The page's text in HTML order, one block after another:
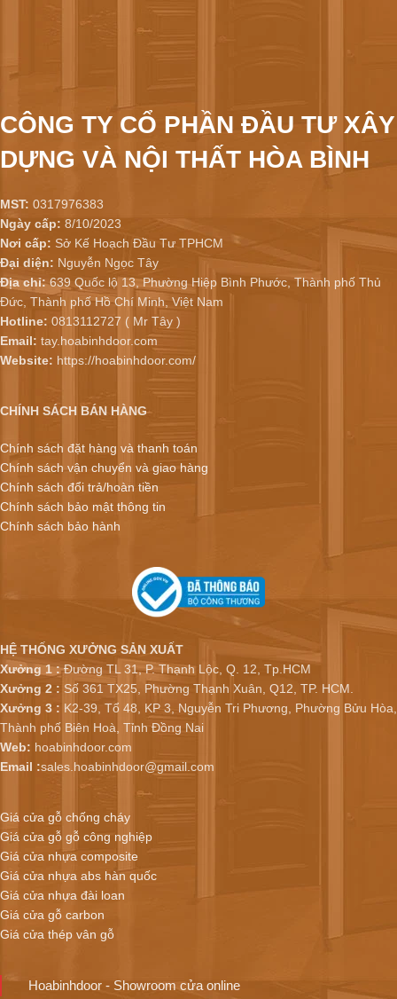
CÔNG TY CỔ PHẦN ĐẦU TƯ XÂY
DỰNG VÀ NỘI THẤT HÒA BÌNH
MST: 0317976383
Ngày cấp: 8/10/2023
Nơi cấp: Sở Kế Hoạch Đầu Tư TPHCM
Đại diện: Nguyễn Ngọc Tây
Địa chỉ:639 Quốc lộ 13, Phường Hiệp Bình Phước, Thành phố Thủ
Đức, Thành phố Hồ Chí Minh, Việt Nam
Hotline: 0813112727 ( Mr Tây )
Email: tay.hoabinhdoor.com
Website: https://hoabinhdoor.com/
CHÍNH SÁCH BÁN HÀNG
Chính sách đặt hàng và thanh toán
Chính sách vận chuyển và giao hàng
Chính sách đổi trả/hoàn tiền
Chính sách bảo mật thông tin
Chính sách bảo hành
HỆ THỐNG XƯỞNG SẢN XUẤT
Xưởng 1 :Đường TL 31, P. Thạnh Lộc, Q. 12, Tp.HCM
Xưởng 2 : Số 361 TX25, Phường Thạnh Xuân, Q12, TP. HCM.
Xưởng 3 : K2-39, Tổ 48, KP 3, Nguyễn Tri Phương, Phường Bửu Hòa,
Thành phố Biên Hoà, Tỉnh Đồng Nai
Web: hoabinhdoor.com
Email :sales.hoabinhdoor@gmail.com
Giá cửa gỗ chống cháy
Giá cửa gỗ gỗ công nghiệp
Giá cửa nhựa composite
Giá cửa nhựa abs hàn quốc
Giá cửa nhựa đài loan
Giá cửa gỗ carbon
Giá cửa thép vân gỗ
Hoabinhdoor - Showroom cửa online